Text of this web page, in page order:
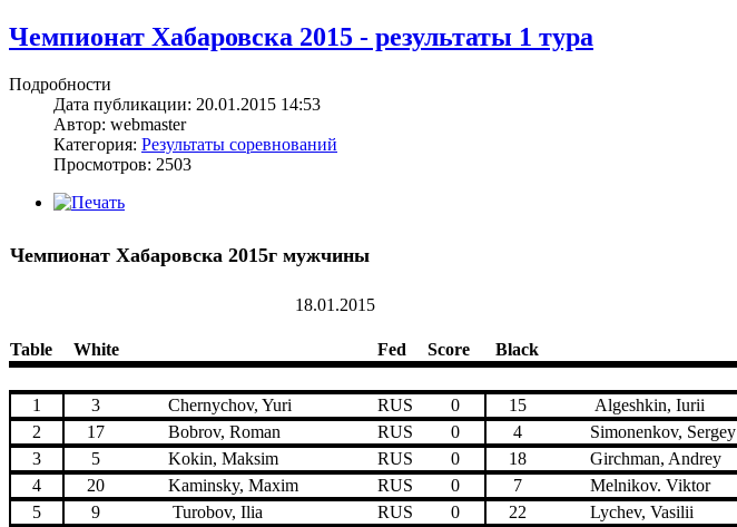
Чемпионат Хабаровска 2015 - результаты 1 тура
Подробности
Дата публикации: 20.01.2015 14:53
Автор: webmaster
Категория: Результаты соревнований
Просмотров: 2503
Чемпионат Хабаровска 2015г мужчины
18.01.2015
Table White Fed Score Black
1 3 Chernychov, Yuri RUS 0 15 Algeshkin, Iurii
2
17 Bobrov, Roman RUS 0 4 Simonenkov, Sergey
3
5 Kokin, Maksim RUS 0 18 Girchman, Andrey
4
20 Kaminsky, Maxim RUS 0 7 Melnikov. Viktor
5
9 Turobov, Ilia RUS 0 22 Lychev, Vasilii